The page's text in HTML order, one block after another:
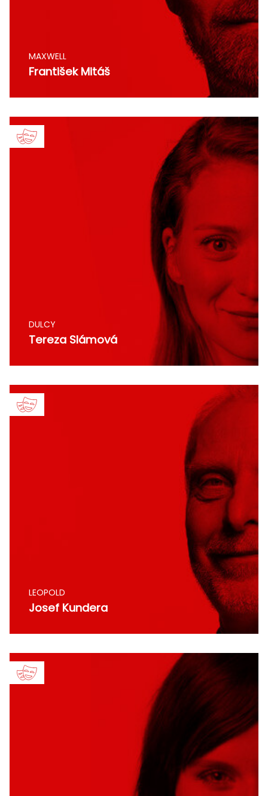
MAXWELL
František Mitáš
DULCY
Tereza Slámová
LEOPOLD
Josef Kundera